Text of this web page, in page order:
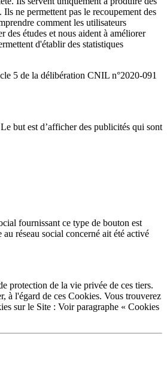
ne permettent pas le recoupement des
comment les utilisateurs
des études et nous aident à améliorer
d'établir des statistiques
5 de la délibération CNIL n°2020-091
but est d’afficher des publicités qui sont
fournissant ce type de bouton est
réseau social concerné ait été activé
protection de la vie privée de ces tiers.
à l'égard de ces Cookies. Vous trouverez
sur le Site : Voir paragraphe « Cookies